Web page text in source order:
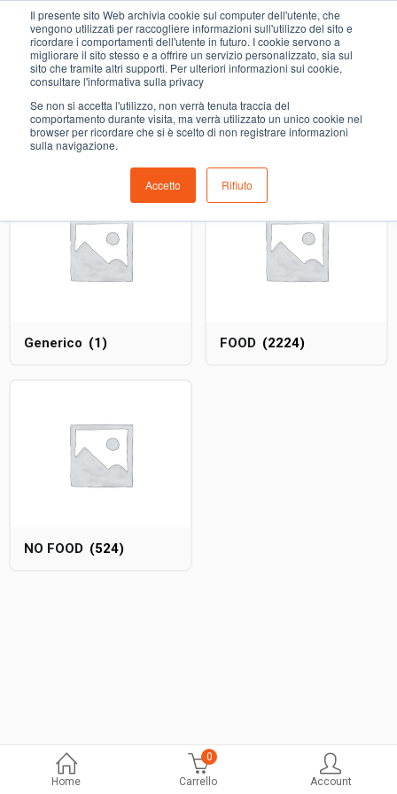
Il presente sito Web archivia cookie sul computer dell'utente, che
vengono utilizzati per raccogliere informazioni sull'utilizzo del sito e
ricordare i comportamenti dell'utente in futuro. I cookie servono a
migliorare il sito stesso e a offrire un servizio personalizzato, sia sul
sito che tramite altri supporti. Per ulteriori informazioni sui cookie,
consultare l'informativa sulla privacy
Se non si accetta l'utilizzo, non verrà tenuta traccia del
comportamento durante visita, ma verrà utilizzato un unico cookie nel
browser per ricordare che si è scelto di non registrare informazioni
sulla navigazione.
Accetto Rifiuto
vini spumanti
Home
0
Carrello
Account
COMING SOON
gastronomia e del menù settimanale devono essere indicati
nello spazio apposito in sede di checkout
Generico (1) FOOD (2224)
NO FOOD (524)